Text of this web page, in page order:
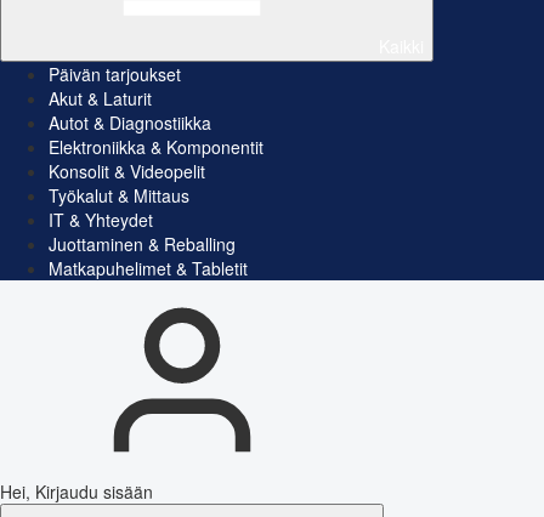
Päivän tarjoukset
Akut & Laturit
Autot & Diagnostiikka
Elektroniikka & Komponentit
Konsolit & Videopelit
Työkalut & Mittaus
IT & Yhteydet
Juottaminen & Reballing
Matkapuhelimet & Tabletit
Hei, Kirjaudu sisään